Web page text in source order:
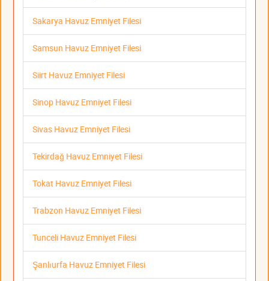
Sakarya Havuz Emniyet Filesi
Samsun Havuz Emniyet Filesi
Siirt Havuz Emniyet Filesi
Sinop Havuz Emniyet Filesi
Sivas Havuz Emniyet Filesi
Tekirdağ Havuz Emniyet Filesi
Tokat Havuz Emniyet Filesi
Trabzon Havuz Emniyet Filesi
Tunceli Havuz Emniyet Filesi
Şanlıurfa Havuz Emniyet Filesi